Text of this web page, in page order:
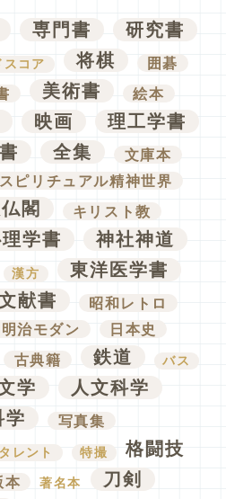
専門書 研究書
スコア 将棋 囲碁
美術書
絵本
映画
理工学書
全集
文庫本
スピリチュアル精神世界
閣
キリスト教
学書 神社神道
漢方
東洋医学書
献書
昭和レトロ
明治モダン
日本史
古典籍 鉄道 バス
学
人文科学
学
写真集
レント 特撮
格闘技
本 著名本
刀剣